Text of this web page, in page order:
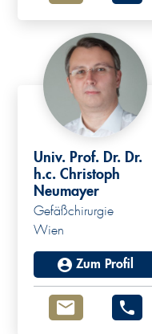
Univ. Prof. Dr. Dr.
h.c. Christoph
Neumayer
Gefäßchirurgie
Wien
Zum Profil